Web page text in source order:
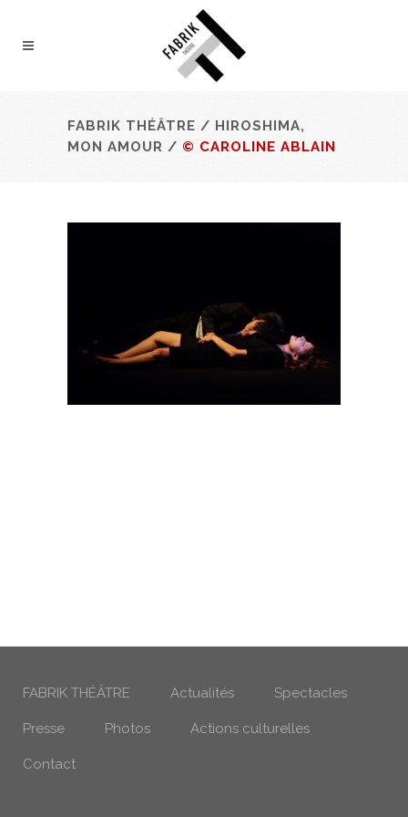
FABRIK THÉÂTRE / HIROSHIMA,
MON AMOUR / © CAROLINE ABLAIN
FABRIK THÉÂTRE Actualités Spectacles
Presse Photos Actions culturelles
Contact